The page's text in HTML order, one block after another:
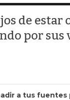
de
por sus
a tus fuentes